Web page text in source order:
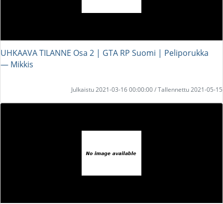
UHKAAVA TILANNE Osa 2 | GTA RP Suomi | Peliporukka
― Mikkis
Julkaistu 2021-03-16 00:00:00 / Tallennettu 2021-05-15